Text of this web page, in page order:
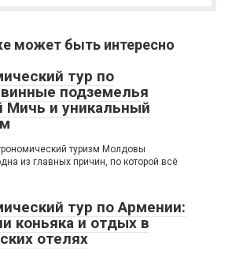
может быть интересно
тур по
подземелья
и уникальный
туризм Молдовы
из главных причин, по которой всё
тур по Армении:
коньяка и отдых в
отелях